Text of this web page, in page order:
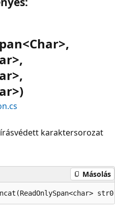
karaktersorozat
Másolás
str0,